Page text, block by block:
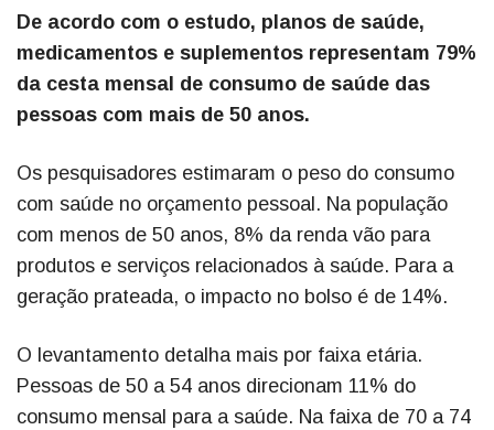
De acordo com o estudo, planos de saúde,
medicamentos e suplementos representam 79%
da cesta mensal de consumo de saúde das
pessoas com mais de 50 anos.
Os pesquisadores estimaram o peso do consumo
com saúde no orçamento pessoal. Na população
com menos de 50 anos, 8% da renda vão para
produtos e serviços relacionados à saúde. Para a
geração prateada, o impacto no bolso é de 14%.
O levantamento detalha mais por faixa etária.
Pessoas de 50 a 54 anos direcionam 11% do
consumo mensal para a saúde. Na faixa de 70 a 74